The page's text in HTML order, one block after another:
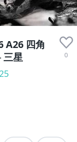
A26 四角
三星
0